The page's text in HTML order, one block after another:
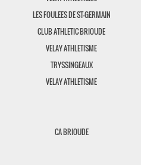
LES FOULEES DE ST-GERMAIN
CLUB ATHLETIC BRIOUDE
VELAY ATHLETISME
TRYSSINGEAUX
VELAY ATHLETISME
CA BRIOUDE